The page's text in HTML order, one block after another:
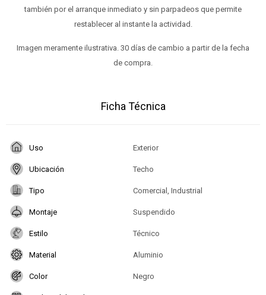
también por el arranque inmediato y sin parpadeos que permite
restablecer al instante la actividad.
Imagen meramente ilustrativa. 30 días de cambio a partir de la fecha
de compra.
Ficha Técnica
Uso Exterior
Ubicación Techo
Tipo Comercial, Industrial
Montaje Suspendido
Estilo Técnico
Material Aluminio
Color Negro